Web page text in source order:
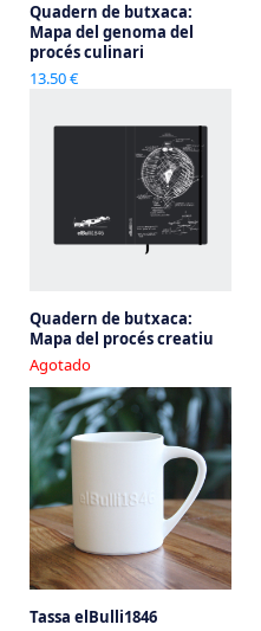
Quadern de butxaca:
Mapa del genoma del
procés culinari
13.50 €
Quadern de butxaca:
Mapa del procés creatiu
Agotado
Tassa elBulli1846